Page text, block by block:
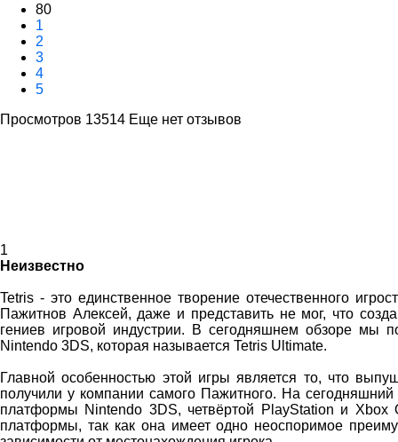
80
1
2
3
4
5
Просмотров 13514 Еще нет отзывов
1
Неизвестно
Tetris - это единственное творение отечественного
Пажитнов Алексей, даже и представить не мог, что
гениев игровой индустрии. В сегодняшнем обзоре
Nintendo 3DS, которая называется Tetris Ultimate.
Главной особенностью этой игры является то, что
получили у компании самого Пажитного. На
платформы Nintendo 3DS, четвёртой PlayStation и Xbox
платформы, так как она имеет одно неоспоримое